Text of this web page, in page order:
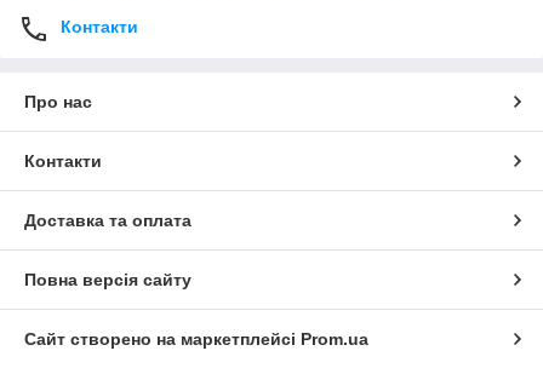
Контакти
Про нас
Контакти
Доставка та оплата
Повна версія сайту
Сайт створено на маркетплейсі Prom.ua